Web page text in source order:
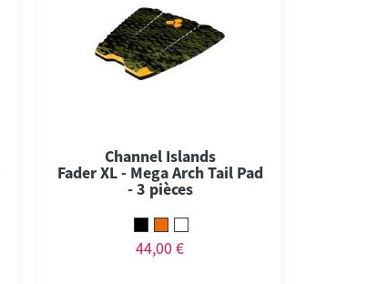
Channel Islands
Fader XL - Mega Arch Tail Pad
- 3 pièces
44,00 €